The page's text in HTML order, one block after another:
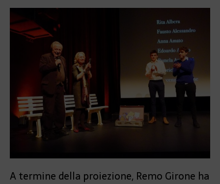
A termine della proiezione, Remo Girone ha